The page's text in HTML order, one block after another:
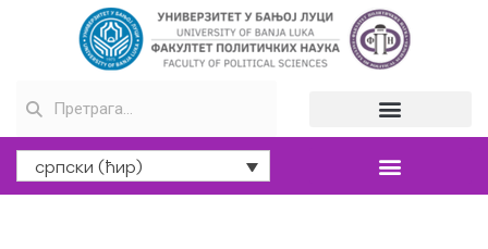
српски (ћир)